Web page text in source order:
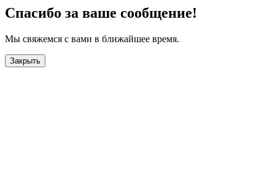
Спасибо за ваше сообщение!
Мы свяжемся с вами в ближайшее время.
Закрыть